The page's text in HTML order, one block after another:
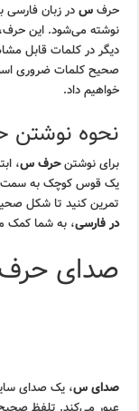
حرفسدر زبان
نوشته می‌شود. این
دیگر در کلمات قابل
صحیح کلمات ضروری است.
خواهیم داد.
نحوه
برای نوشتنحرف س،
یک قوس کوچک به سمت
تمرین کنید تا شکل
در فارسی، به شما کمک
صدای
صدای س، یک صدای